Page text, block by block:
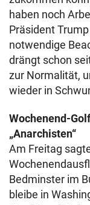
haben noch
Präsident
notwendige
drängt schon
zur Normalität,
wieder in
Wochenend-
„Anarchisten“
Am Freitag
Bedminster im
bleibe in